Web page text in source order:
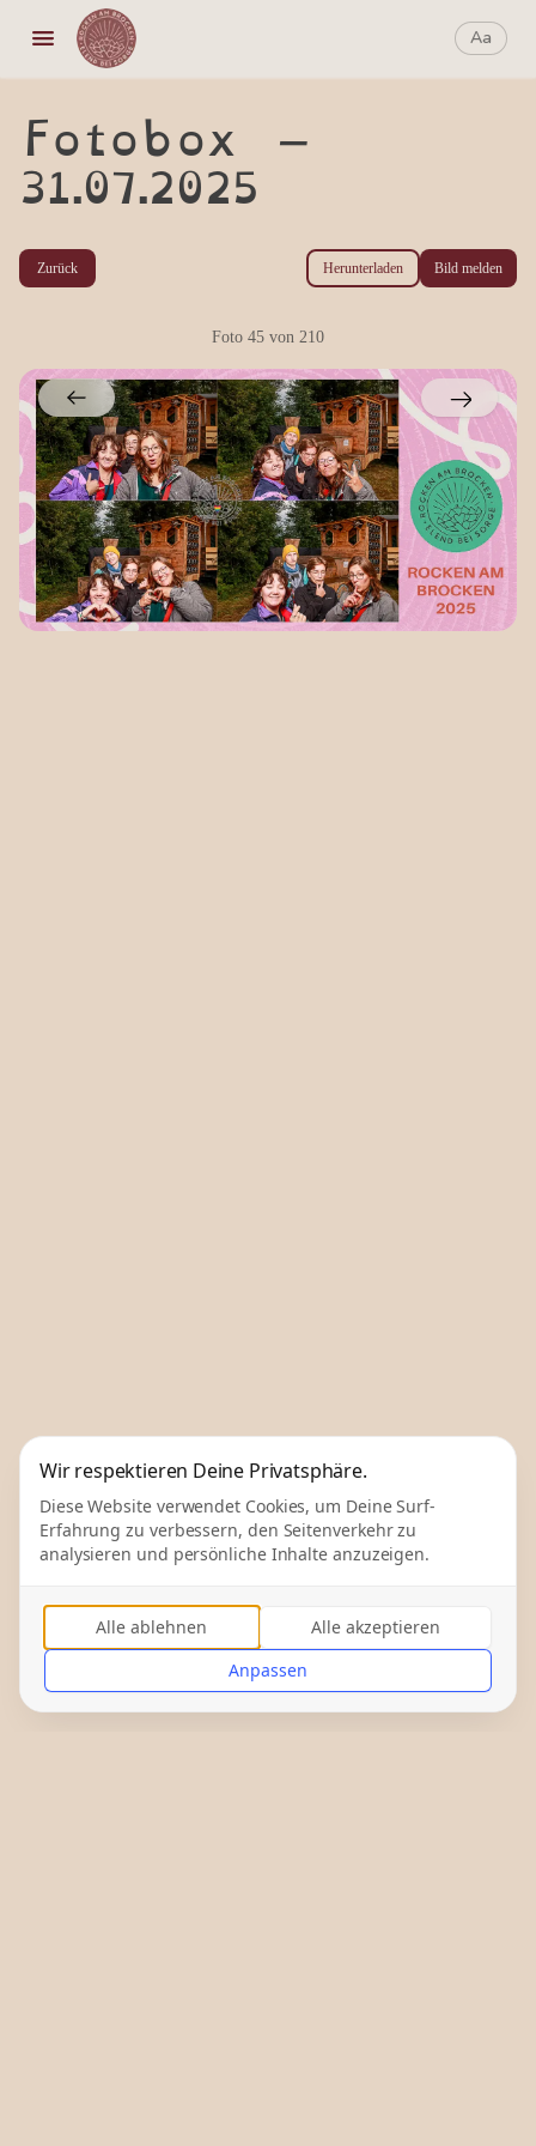
Aa
Aa
Fotobox –
31.07.2025
Zurück Herunterladen Bild melden
Foto 45 von 210
Wir respektieren Deine Privatsphäre.
Diese Website verwendet Cookies, um Deine Surf-
Erfahrung zu verbessern, den Seitenverkehr zu
analysieren und persönliche Inhalte anzuzeigen.
Alle ablehnen
Alle akzeptieren
Anpassen